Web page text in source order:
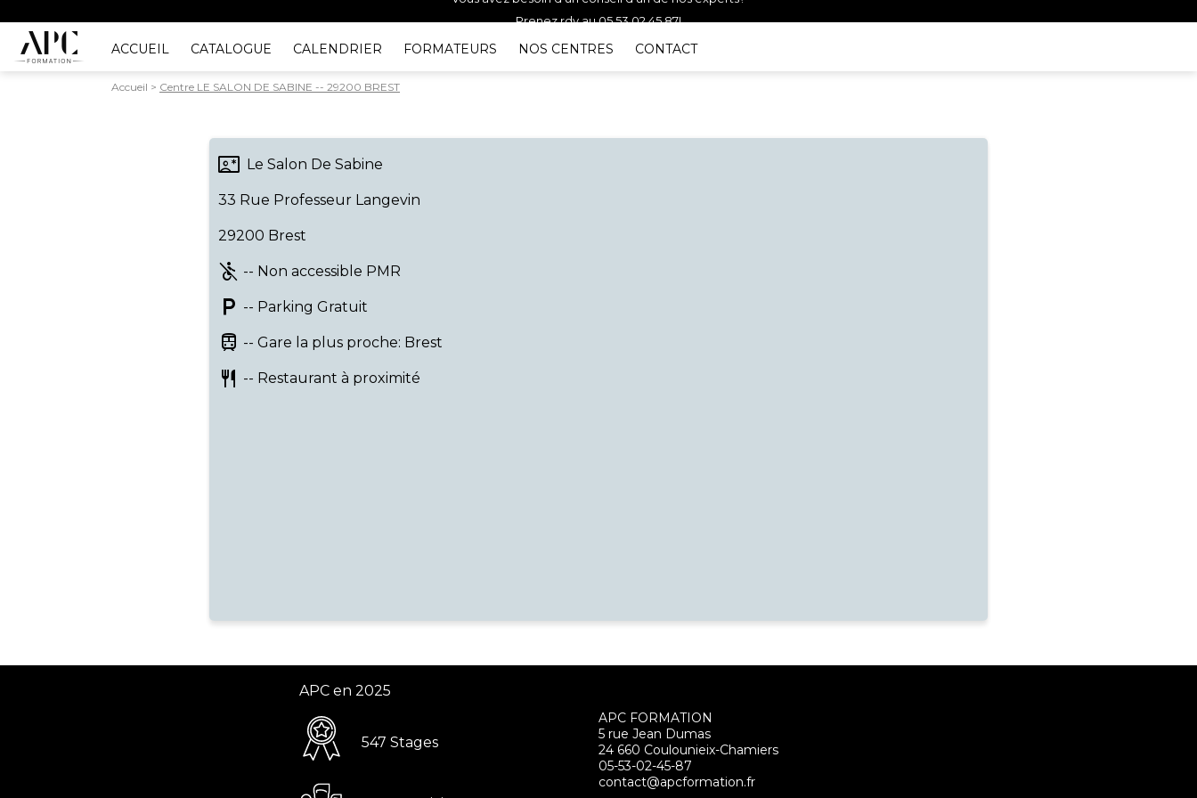
ACCUEIL CATALOGUE CALENDRIER FORMATEURS NOS CENTRES CONTACT
Accueil > Centre LE SALON DE SABINE -- 29200 BREST
contact_emergency Le Salon De Sabine
33 Rue Professeur Langevin
29200 Brest
not_accessible -- Non accessible PMR
local_parking -- Parking Gratuit
Train -- Gare la plus proche: Brest
Restaurant -- Restaurant à proximité
APC en 2025
547 Stages
APC FORMATION
5 rue Jean Dumas
24 660 Coulounieix-Chamiers
05-53-02-45-87
contact@apcformation.fr